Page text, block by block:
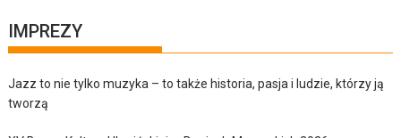
IMPREZY
Jazz to nie tylko muzyka – to także historia, pasja i ludzie, którzy ją
tworzą